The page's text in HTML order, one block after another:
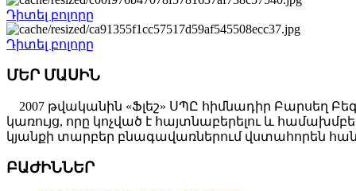
Դիտել բոլորը
Դիտել բոլորը
ՄԵՐ ՄԱՍԻՆ
2007 թվականին «Ֆլեշ» ՍՊԸ հիմնադիր Բարսեղ
կառույց, որը կոչված է հայտնաբերելու և
կյանքի տարբեր բնագավառներում վստահորեն
ԲԱԺԻՆՆԵՐ